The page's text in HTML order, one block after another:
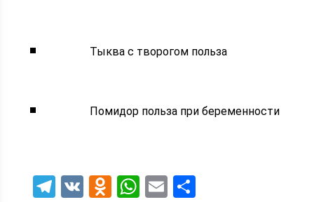
Тыква с творогом польза
Помидор польза при беременности
Telegram
VK Odnoklassniki
WhatsApp
Email